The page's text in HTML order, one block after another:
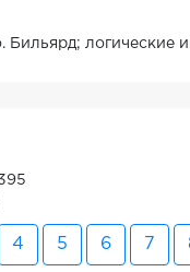
Бильярд; логические
4 5 6 7